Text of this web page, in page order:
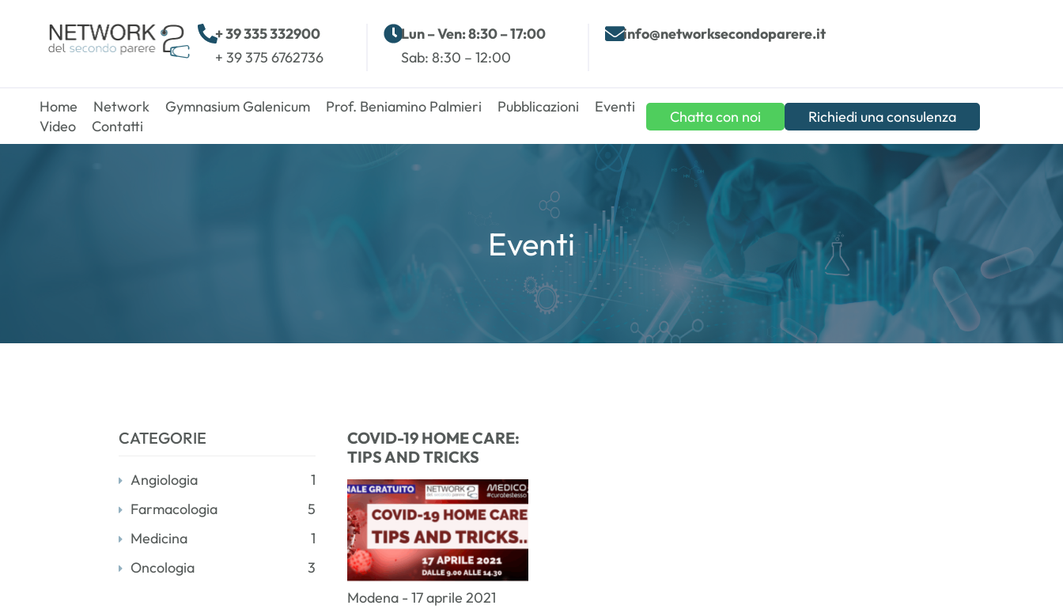
+ 39 335 332900
+ 39 375 6762736
Lun – Ven: 8:30 – 17:00
Sab: 8:30 – 12:00
info@networksecondoparere.it
Home Network Gymnasium Galenicum Prof. Beniamino Palmieri Pubblicazioni
Eventi
Video
Contatti
Chatta con noi Richiedi una consulenza
Eventi
CATEGORIE
Angiologia
1
Farmacologia
5
Medicina
1
Oncologia
3
COVID-19 HOME CARE:
TIPS AND TRICKS
Modena - 17 aprile 2021